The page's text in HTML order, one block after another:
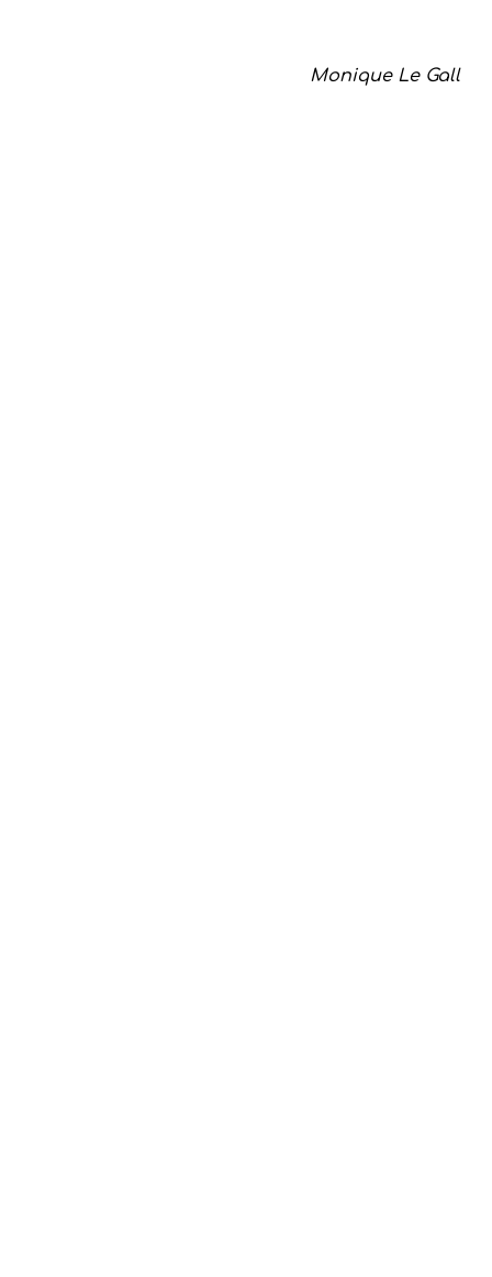
Monique Le Gall